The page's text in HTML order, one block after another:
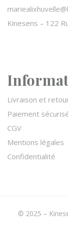
Kinesens – 122
Livraison et
Paiement
CGV
Mentions légales
Confidentialité
© 2025 –